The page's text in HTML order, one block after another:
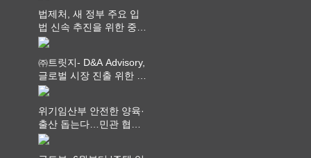
법제처, 새 정부 주요 입
법 신속 추진을 위한 중앙
부처 법무담당관 회의 개
㈜트릿지- D&A Advisory,
글로벌 시장 진출 위한 전
략적 업무협약 체결
위기임산부 안전한 양육·
출산 돕는다…민관 협력
체계 구축